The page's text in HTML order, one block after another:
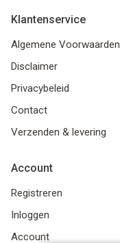
Klantenservice
Algemene Voorwaarden
Disclaimer
Privacybeleid
Contact
Verzenden & levering
Account
Registreren
Inloggen
Account